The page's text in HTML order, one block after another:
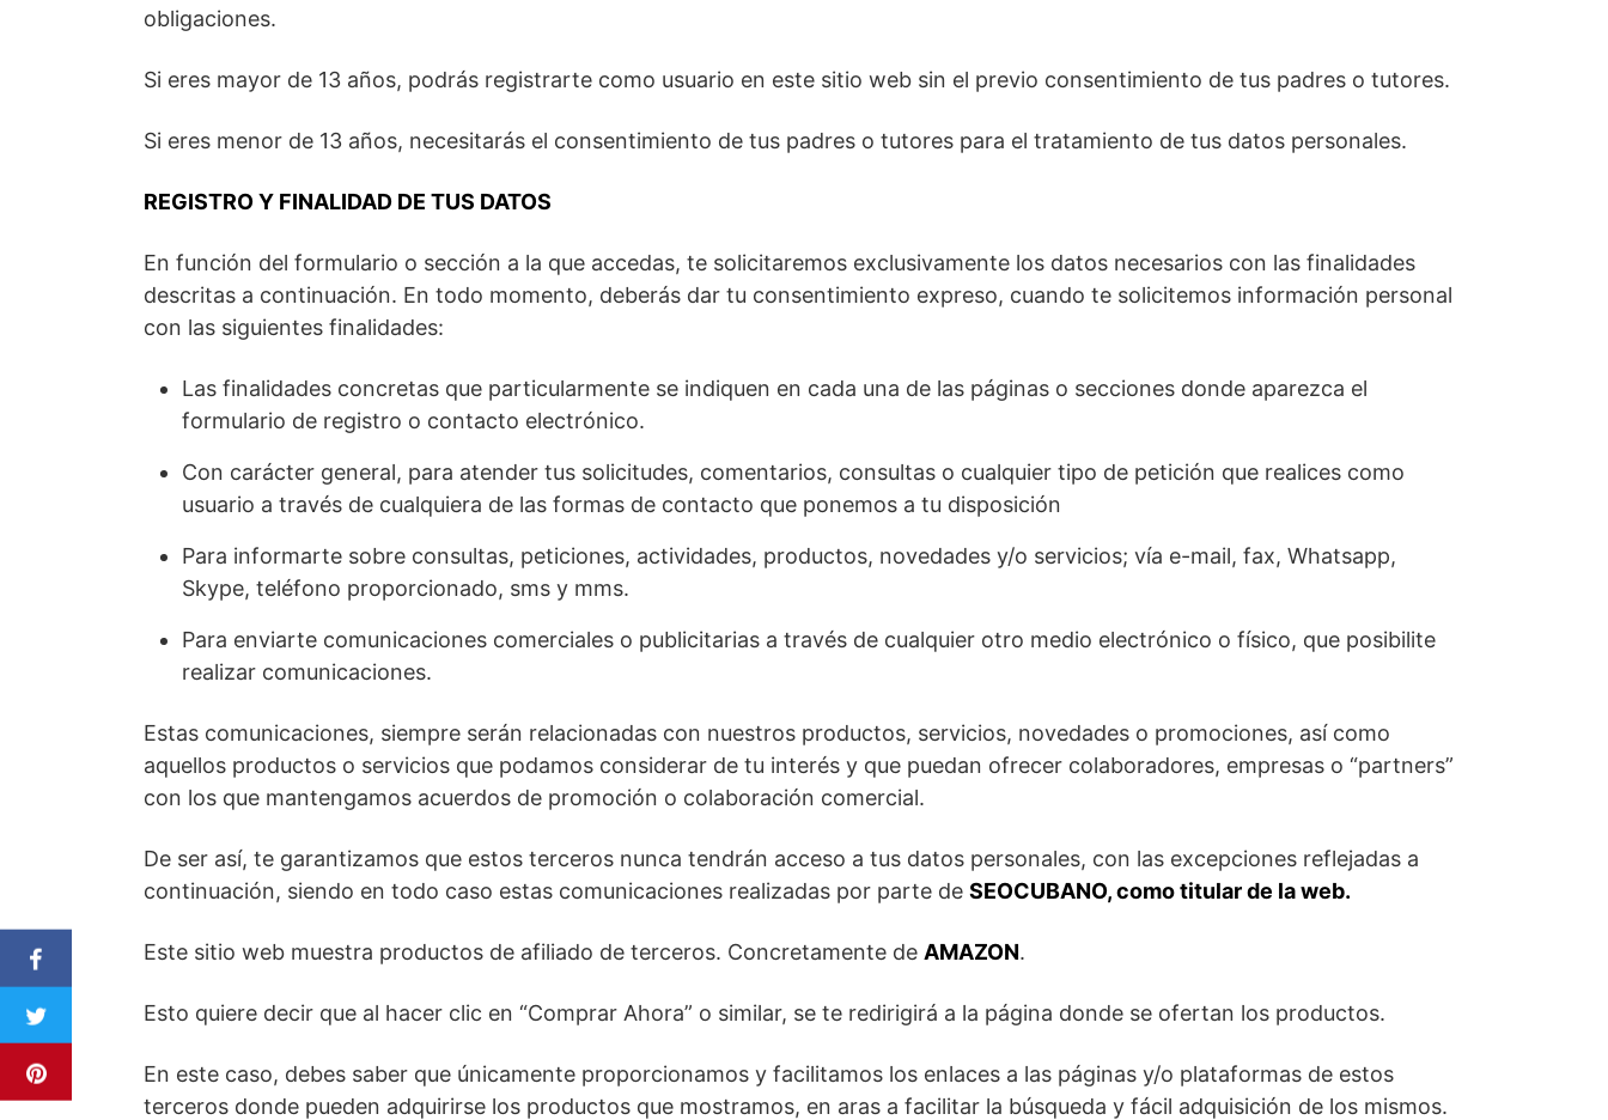
obligaciones.
Si eres mayor de 13 años, podrás registrarte como usuario en este sitio web sin el previo consentimiento de tus padres o tutores.
Si eres menor de 13 años, necesitarás el consentimiento de tus padres o tutores para el tratamiento de tus datos personales.
REGISTRO Y FINALIDAD DE TUS DATOS
En función del formulario o sección a la que accedas, te solicitaremos exclusivamente los datos necesarios con las finalidades
descritas a continuación. En todo momento, deberás dar tu consentimiento expreso, cuando te solicitemos información personal
con las siguientes finalidades:
Las finalidades concretas que particularmente se indiquen en cada una de las páginas o secciones donde aparezca el
formulario de registro o contacto electrónico.
Con carácter general, para atender tus solicitudes, comentarios, consultas o cualquier tipo de petición que realices como
usuario a través de cualquiera de las formas de contacto que ponemos a tu disposición
Para informarte sobre consultas, peticiones, actividades, productos, novedades y/o servicios; vía e-mail, fax, Whatsapp,
Skype, teléfono proporcionado, sms y mms.
Para enviarte comunicaciones comerciales o publicitarias a través de cualquier otro medio electrónico o físico, que posibilite
realizar comunicaciones.
Estas comunicaciones, siempre serán relacionadas con nuestros productos, servicios, novedades o promociones, así como
aquellos productos o servicios que podamos considerar de tu interés y que puedan ofrecer colaboradores, empresas o “partners”
con los que mantengamos acuerdos de promoción o colaboración comercial.
De ser así, te garantizamos que estos terceros nunca tendrán acceso a tus datos personales, con las excepciones reflejadas a
continuación, siendo en todo caso estas comunicaciones realizadas por parte de SEOCUBANO, como titular de la web.
Este sitio web muestra productos de afiliado de terceros. Concretamente de AMAZON.
Esto quiere decir que al hacer clic en “Comprar Ahora” o similar, se te redirigirá a la página donde se ofertan los productos.
En este caso, debes saber que únicamente proporcionamos y facilitamos los enlaces a las páginas y/o plataformas de estos
terceros donde pueden adquirirse los productos que mostramos, en aras a facilitar la búsqueda y fácil adquisición de los mismos.